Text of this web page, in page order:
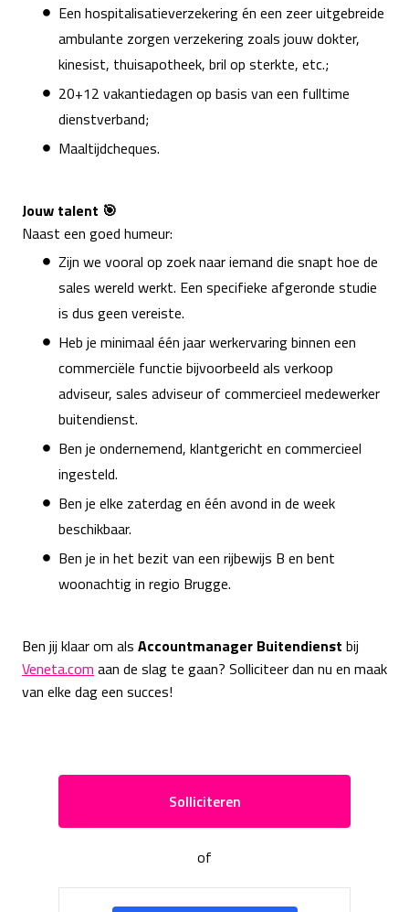
Een hospitalisatieverzekering én een zeer uitgebreide
ambulante zorgen verzekering zoals jouw dokter,
kinesist, thuisapotheek, bril op sterkte, etc.;
20+12 vakantiedagen op basis van een fulltime
dienstverband;
Maaltijdcheques.
Jouw talent 🎯
Naast een goed humeur:
Zijn we vooral op zoek naar iemand die snapt hoe de
sales wereld werkt. Een specifieke afgeronde studie
is dus geen vereiste.
Heb je minimaal één jaar werkervaring binnen een
commerciële functie bijvoorbeeld als verkoop
adviseur, sales adviseur of commercieel medewerker
buitendienst.
Ben je ondernemend, klantgericht en commercieel
ingesteld.
Ben je elke zaterdag en één avond in de week
beschikbaar.
Ben je in het bezit van een rijbewijs B en bent
woonachtig in regio Brugge.
Ben jij klaar om als Accountmanager Buitendienst bij
Veneta.com aan de slag te gaan? Solliciteer dan nu en maak
van elke dag een succes!
Solliciteren
of